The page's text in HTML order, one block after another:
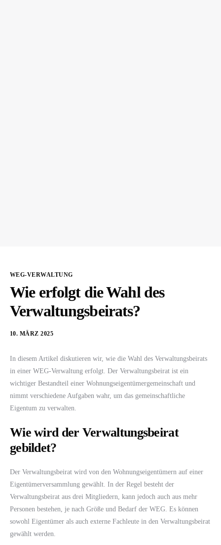
WEG-VERWALTUNG
Wie erfolgt die Wahl des
Verwaltungsbeirats?
10. MÄRZ 2025
In diesem Artikel diskutieren wir, wie die Wahl des Verwaltungsbeirats
in einer WEG-Verwaltung erfolgt. Der Verwaltungsbeirat ist ein
wichtiger Bestandteil einer Wohnungseigentümergemeinschaft und
nimmt verschiedene Aufgaben wahr, um das gemeinschaftliche
Eigentum zu verwalten.
Wie wird der Verwaltungsbeirat
gebildet?
Der Verwaltungsbeirat wird von den Wohnungseigentümern auf einer
Eigentümerversammlung gewählt. In der Regel besteht der
Verwaltungsbeirat aus drei Mitgliedern, kann jedoch auch aus mehr
Personen bestehen, je nach Größe und Bedarf der WEG. Es können
sowohl Eigentümer als auch externe Fachleute in den Verwaltungsbeirat
gewählt werden.